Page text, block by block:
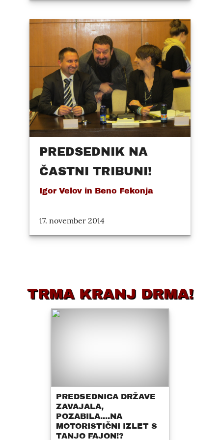
PREDSEDNIK NA
ČASTNI TRIBUNI!
Igor Velov in Beno Fekonja
17. november 2014
TRMA KRANJ DRMA!
PREDSEDNICA DRŽAVE
ZAVAJALA,
POZABILA....NA
MOTORISTIČNI IZLET S
TANJO FAJON!?